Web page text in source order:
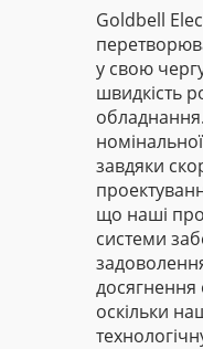
Goldbell
у свою
швидкість
завдяки
що наші
системи
досягнення
оскільки